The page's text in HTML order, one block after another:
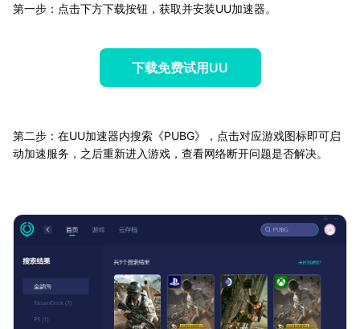
第一步：点击下方下载按钮，获取并安装UU加速器。
下载免费试用UU
第二步：在UU加速器内搜索《PUBG》，点击对应游戏图标即可启
动加速服务，之后重新进入游戏，查看网络断开问题是否解决。